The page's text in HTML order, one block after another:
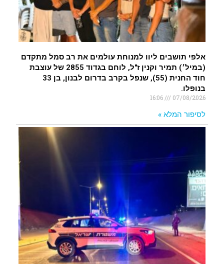
אלפי תושבים ליוו למנוחת עולמים את רב סמל מתקדם
(במיל׳) תמיר וקנין ז"ל, לוחם בגדוד 2855 של עוצבת
חוד החנית (55), שנפל בקרב בדרום לבנון, בן 33
בנופלו.
07/08/2026
16:06
לסיפור המלא »